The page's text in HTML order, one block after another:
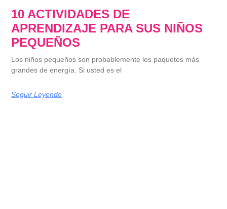
10 ACTIVIDADES DE
APRENDIZAJE PARA SUS NIÑOS
PEQUEÑOS
Los niños pequeños son probablemente los paquetes más
grandes de energía. Si usted es el
Seguir Leyendo